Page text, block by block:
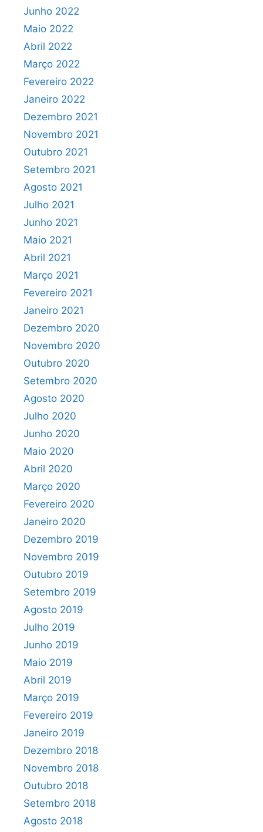
Junho 2022
Maio 2022
Abril 2022
Março 2022
Fevereiro 2022
Janeiro 2022
Dezembro 2021
Novembro 2021
Outubro 2021
Setembro 2021
Agosto 2021
Julho 2021
Junho 2021
Maio 2021
Abril 2021
Março 2021
Fevereiro 2021
Janeiro 2021
Dezembro 2020
Novembro 2020
Outubro 2020
Setembro 2020
Agosto 2020
Julho 2020
Junho 2020
Maio 2020
Abril 2020
Março 2020
Fevereiro 2020
Janeiro 2020
Dezembro 2019
Novembro 2019
Outubro 2019
Setembro 2019
Agosto 2019
Julho 2019
Junho 2019
Maio 2019
Abril 2019
Março 2019
Fevereiro 2019
Janeiro 2019
Dezembro 2018
Novembro 2018
Outubro 2018
Setembro 2018
Agosto 2018